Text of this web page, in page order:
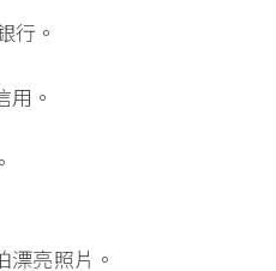
行。
。
亮照片。